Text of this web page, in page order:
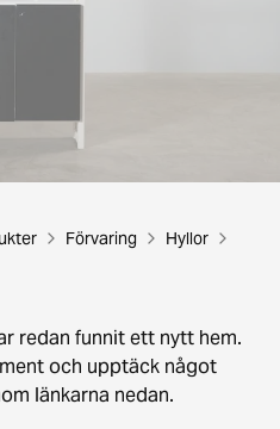
Förvaring Hyllor
redan funnit ett nytt hem.
och upptäck något
länkarna nedan.